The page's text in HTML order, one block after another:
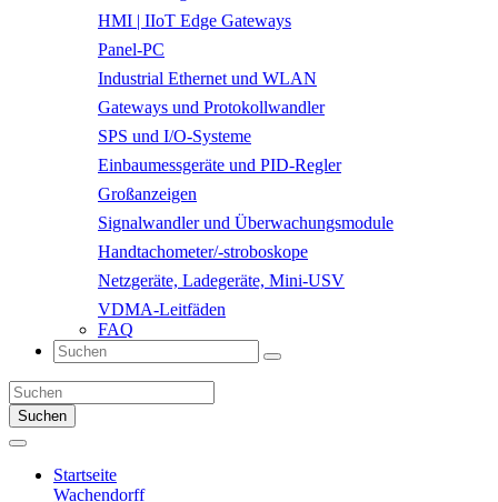
HMI | IIoT Edge Gateways
Panel-PC
Industrial Ethernet und WLAN
Gateways und Protokollwandler
SPS und I/O-Systeme
Einbaumessgeräte und PID-Regler
Großanzeigen
Signalwandler und Überwachungsmodule
Handtachometer/-stroboskope
Netzgeräte, Ladegeräte, Mini-USV
VDMA-Leitfäden
FAQ
Suchen
Startseite
Wachendorff